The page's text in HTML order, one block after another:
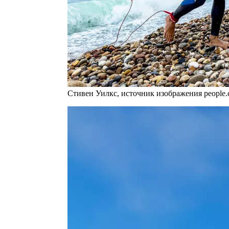
Стивен Уилкс, источник изображения